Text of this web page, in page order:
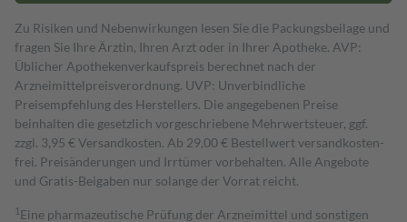
Zu Risiken und Nebenwirkungen lesen Sie die Packungsbeilage und
fragen Sie Ihre Ärztin, Ihren Arzt oder in Ihrer Apotheke. AVP:
Üblicher Apothekenverkaufspreis berechnet nach der
Arzneimittelpreisverordnung. UVP: Unverbindliche
Preisempfehlung des Herstellers. Die angegebenen Preise
beinhalten die gesetzlich vorgeschriebene Mehrwertsteuer, ggf.
zzgl. 3,95 € Versandkosten. Ab 29,00 € Bestell­wert versand­kosten­
frei. Preisänderungen und Irrtümer vorbehalten. Alle Angebote
und Gratis-Beigaben nur solange der Vorrat reicht.
1 Eine pharmazeutische Prüfung der Arzneimittel und sonstigen